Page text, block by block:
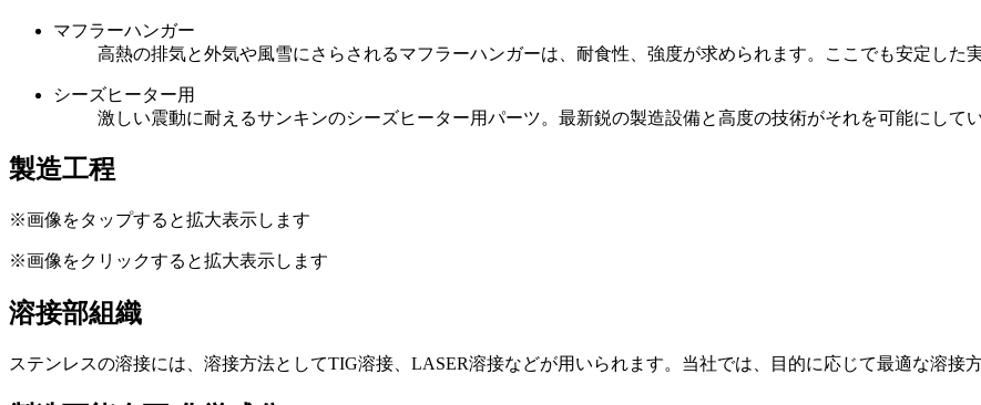
マフラーハンガー
高熱の排気と外気や風雪にさらされるマフラーハンガーは、耐食性、強度が求められます。ここでも安定した
シーズヒーター用
激しい震動に耐えるサンキンのシーズヒーター用パーツ。最新鋭の製造設備と高度の技術がそれを可能にしてい
製造工程
※画像をタップすると拡大表示します
※画像をクリックすると拡大表示します
溶接部組織
ステンレスの溶接には、溶接方法としてTIG溶接、LASER溶接などが用いられます。当社では、目的に応じて最適な溶接